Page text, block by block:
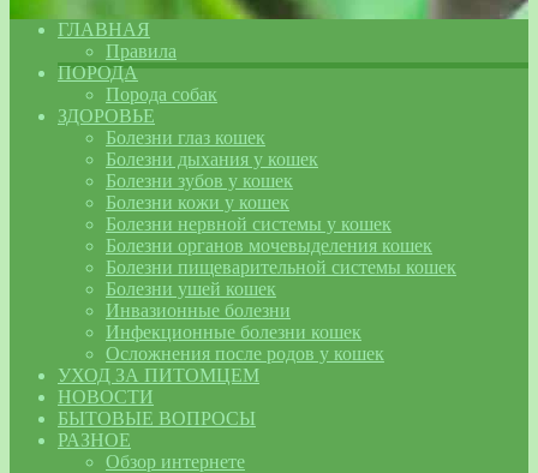
ГЛАВНАЯ
Правила
ПОРОДА
Порода собак
ЗДОРОВЬЕ
Болезни глаз кошек
Болезни дыхания у кошек
Болезни зубов у кошек
Болезни кожи у кошек
Болезни нервной системы у кошек
Болезни органов мочевыделения кошек
Болезни пищеварительной системы кошек
Болезни ушей кошек
Инвазионные болезни
Инфекционные болезни кошек
Осложнения после родов у кошек
УХОД ЗА ПИТОМЦЕМ
НОВОСТИ
БЫТОВЫЕ ВОПРОСЫ
РАЗНОЕ
Обзор интернете